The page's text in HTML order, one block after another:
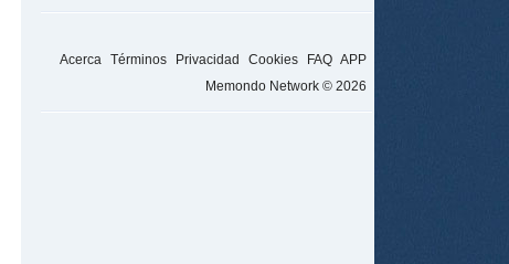
Acerca Términos Privacidad Cookies FAQ APP
Memondo Network © 2026